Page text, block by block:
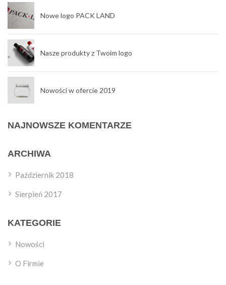
Nowe logo PACK LAND
Nasze produkty z Twoim logo
Nowości w ofercie 2019
NAJNOWSZE KOMENTARZE
ARCHIWA
Październik 2018
Sierpień 2017
KATEGORIE
Nowości
O Firmie